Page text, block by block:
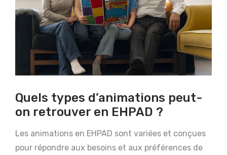
Quels types d’animations peut-
on retrouver en EHPAD ?
Les animations en EHPAD sont variées et conçues
pour répondre aux besoins et aux préférences de